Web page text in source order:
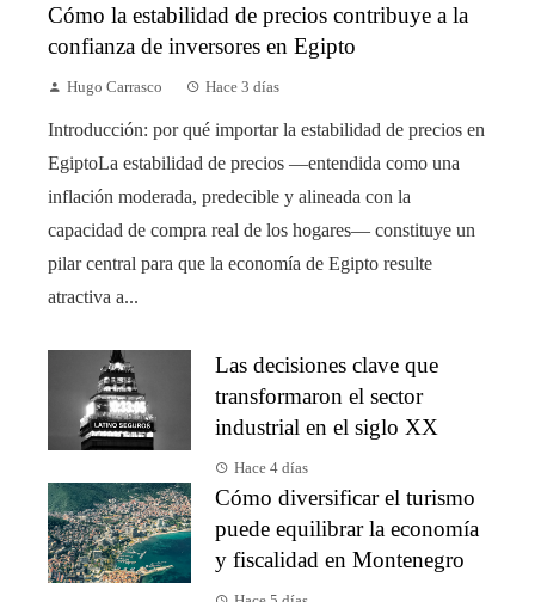
Cómo la estabilidad de precios contribuye a la
confianza de inversores en Egipto
Hugo Carrasco Hace 3 días
Introducción: por qué importar la estabilidad de precios en
EgiptoLa estabilidad de precios —entendida como una
inflación moderada, predecible y alineada con la
capacidad de compra real de los hogares— constituye un
pilar central para que la economía de Egipto resulte
atractiva a...
Las decisiones clave que
transformaron el sector
industrial en el siglo XX
Hace 4 días
Cómo diversificar el turismo
puede equilibrar la economía
y fiscalidad en Montenegro